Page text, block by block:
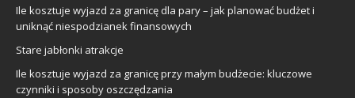
Ile kosztuje wyjazd za granicę dla pary – jak planować budżet i
uniknąć niespodzianek finansowych
Stare jabłonki atrakcje
Ile kosztuje wyjazd za granicę przy małym budżecie: kluczowe
czynniki i sposoby oszczędzania